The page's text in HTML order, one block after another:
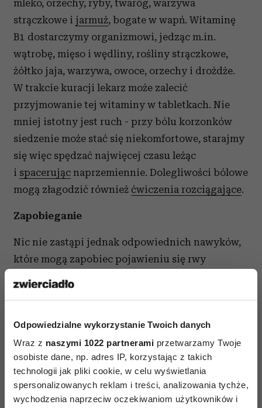
Odpowiedzialne wykorzystanie Twoich danych
Wraz z naszymi 1022 partnerami przetwarzamy Twoje
osobiste dane, np. adres IP, korzystając z takich
technologii jak pliki cookie, w celu wyświetlania
spersonalizowanych reklam i treści, analizowania tychże,
wychodzenia naprzeciw oczekiwaniom użytkowników i
mleko, orzechy, ryby, twaróg, warzywa
strączkowe i jarmuż, bogate w wapń. Witaminę
B1 dostarczymy organizmowi, jedząc m.in.
wątrobę, mięso i wędliny, rośliny strączkowe,
żółtko jaja, warzywa, owoce, orzechy i drożdże.
W trakcie kuracji lekarz może zalecić
przyjmowanie tej witaminy w tabletkach. Nie
mniej istotny jest ruch - przy bólu korzonków
siedzenie może stać się niekomfortowe, starajmy
się więc spędzać najwięcej czasu leżąc
i spacerując naprzemiennie. Dolegliwości bólowe
mogą złagodzić również ćwiczenia rozciągające.
Zapobieganie
Nic nie zastąpi jednak odpowiednich nawyków,
które mogą zapobiec pojawieniu się rwy
Aby ustrzec się ataku korzonków, nie porywajmy
się na podnoszenie zbyt dużych ciężarów,
wystrzegajmy się gwałtownych ruchów
i noszenia butów na wysokich obcasach.
Unikajmy również obciążających treningów,